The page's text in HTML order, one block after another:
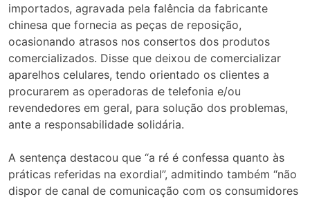
importados, agravada pela falência da fabricante
chinesa que fornecia as peças de reposição,
ocasionando atrasos nos consertos dos produtos
comercializados. Disse que deixou de comercializar
aparelhos celulares, tendo orientado os clientes a
procurarem as operadoras de telefonia e/ou
revendedores em geral, para solução dos problemas,
ante a responsabilidade solidária.
A sentença destacou que “a ré é confessa quanto às
práticas referidas na exordial”, admitindo também “não
dispor de canal de comunicação com os consumidores